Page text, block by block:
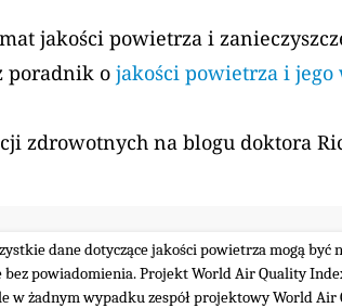
jakości powietrza i
poradnik o jakości powietrza i
zdrowotnych na blogu doktora
dane dotyczące jakości powietrza mogą
powiadomienia. Projekt World Air Quality
żadnym wypadku zespół projektowy World